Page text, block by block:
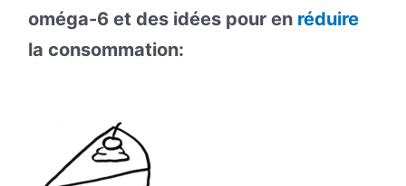
oméga-6 et des idées pour en réduire
la consommation: